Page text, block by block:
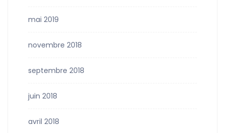
mai 2019
novembre 2018
septembre 2018
juin 2018
avril 2018